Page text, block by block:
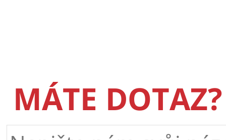
MÁTE DOTAZ?